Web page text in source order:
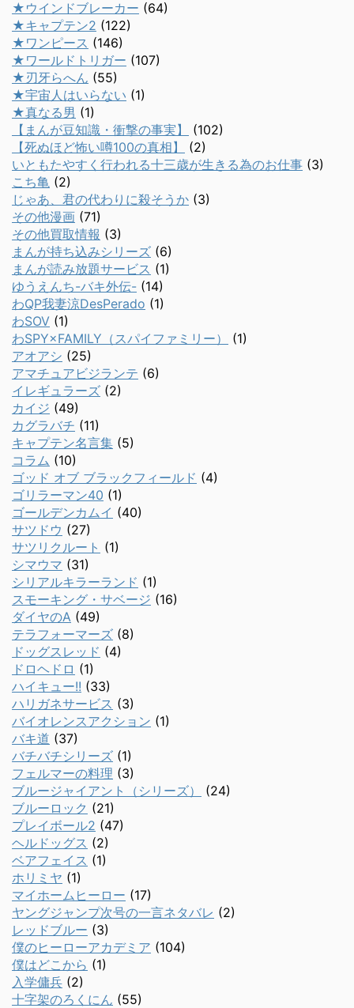
★ウインドブレーカー (64)
★キャプテン2 (122)
★ワンピース (146)
★ワールドトリガー (107)
★刃牙らへん (55)
★宇宙人はいらない (1)
★真なる男 (1)
【まんが豆知識・衝撃の事実】
(102)
【死ぬほど怖い噂100の真相】
(2)
いともたやすく行われる十三歳が生きる為のお仕事 (3)
こち亀 (2)
じゃあ、君の代わりに殺そうか (3)
その他漫画 (71)
その他買取情報 (3)
まんが持ち込みシリーズ (6)
まんが読み放題サービス (1)
ゆうえんち-バキ外伝- (14)
わQP我妻涼DesPerado (1)
わSOV (1)
わSPY×FAMILY（スパイファミリー）
(1)
アオアシ (25)
アマチュアビジランテ (6)
イレギュラーズ (2)
カイジ (49)
カグラバチ (11)
キャプテン名言集 (5)
コラム (10)
ゴッド オブ ブラックフィールド (4)
ゴリラーマン40 (1)
ゴールデンカムイ (40)
サツドウ (27)
サツリクルート (1)
シマウマ (31)
シリアルキラーランド (1)
スモーキング・サベージ (16)
ダイヤのA (49)
テラフォーマーズ (8)
ドッグスレッド (4)
ドロヘドロ (1)
ハイキュー!! (33)
ハリガネサービス (3)
バイオレンスアクション (1)
バキ道 (37)
バチバチシリーズ (1)
フェルマーの料理 (3)
ブルージャイアント（シリーズ）
(24)
ブルーロック (21)
プレイボール2 (47)
ヘルドッグス (2)
ベアフェイス (1)
ホリミヤ (1)
マイホームヒーロー (17)
ヤングジャンプ次号の一言ネタバレ (2)
レッドブルー (3)
僕のヒーローアカデミア (104)
僕はどこから (1)
入学傭兵 (2)
十字架のろくにん (55)